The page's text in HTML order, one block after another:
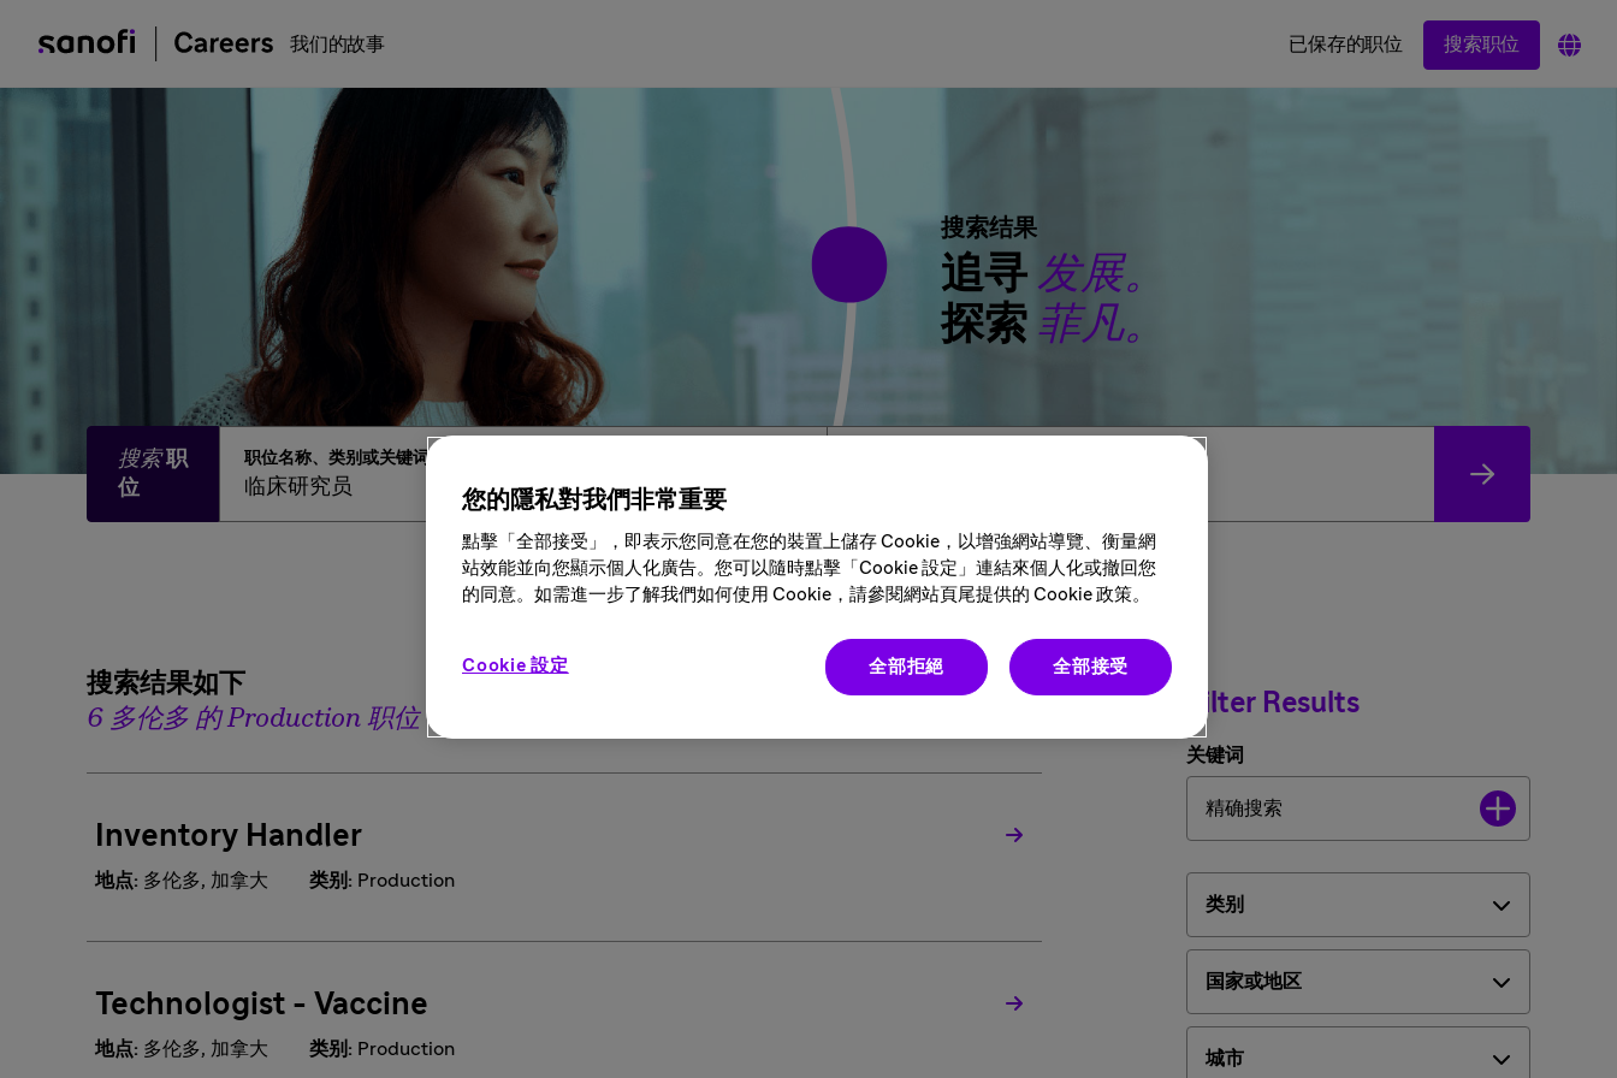
我们的故事 已保存的职位 搜索职位
搜索结果
追寻 发展。
探索 菲凡。
职位名称、类别或关键词
搜索结果如下
6 多伦多 的 Production 职位
Inventory Handler
地点: 多伦多, 加拿大 类别: Production
Technologist - Vaccine
地点: 多伦多, 加拿大 类别: Production
Filter Results
关键词
类别
国家或地区
城市
您的隱私對我們非常重要
點擊「全部接受」，即表示您同意在您的裝置上儲存 Cookie，以增強網站導覽、衡量網
站效能並向您顯示個人化廣告。您可以隨時點擊「Cookie 設定」連結來個人化或撤回您
的同意。如需進一步了解我們如何使用 Cookie，請參閱網站頁尾提供的 Cookie 政策。
Cookie 設定 全部拒絕 全部接受